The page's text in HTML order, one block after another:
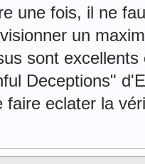
une fois, il ne
un
sont
Deceptions"
faire eclater la